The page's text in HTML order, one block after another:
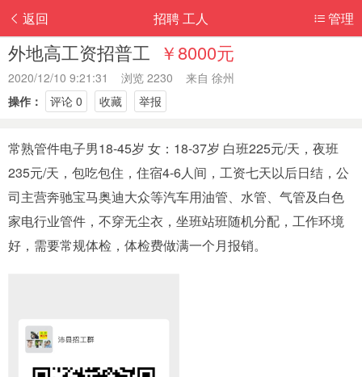
返回 管理
招聘 工人
外地高工资招普工 ￥8000元
2020/12/10 9:21:31 浏览 2230 来自 徐州
操作：
评论 0 收藏 举报
常熟管件电子男18-45岁 女：18-37岁 白班225元/天，夜班
235元/天，包吃包住，住宿4-6人间，工资七天以后日结，公
司主营奔驰宝马奥迪大众等汽车用油管、水管、气管及白色
家电行业管件，不穿无尘衣，坐班站班随机分配，工作环境
好，需要常规体检，体检费做满一个月报销。